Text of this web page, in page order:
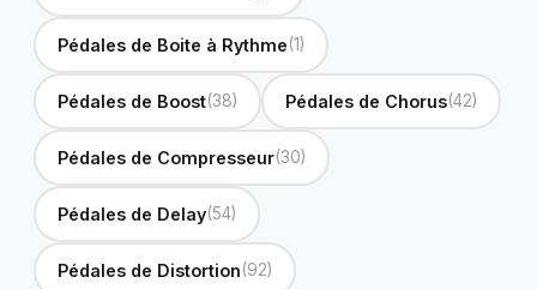
Pédales de Boite à Rythme(1)
Pédales de Boost(38) Pédales de Chorus(42)
Pédales de Compresseur(30)
Pédales de Delay(54)
Pédales de Distortion(92)